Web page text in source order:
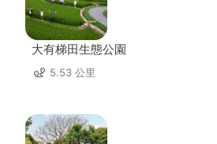
大有梯田生態公園
5.53 公里